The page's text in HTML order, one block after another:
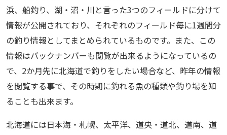
浜、船釣り、湖・沼・川と言った3つのフィールドに分けて
情報が公開されており、それぞれのフィールド毎に1週間分
の釣り情報としてまとめられているものです。また、この
情報はバックナンバーも閲覧が出来るようになっているの
で、2か月先に北海道で釣りをしたい場合など、昨年の情報
を閲覧する事で、その時期に釣れる魚の種類や釣り場を知
ることも出来ます。
北海道には日本海・札幌、太平洋、道央・道北、道南、道